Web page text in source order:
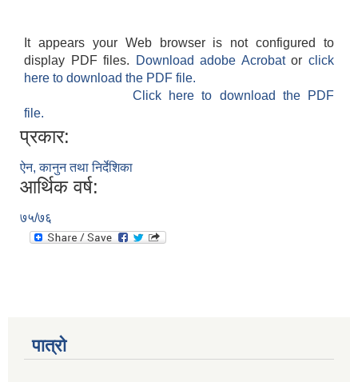
It appears your Web browser is not configured to
display PDF files.
Download adobe Acrobatorclick
here to download the PDF file.
Click here to download the PDF
file.
प्रकार:
ऐन, कानुन तथा निर्देशिका
आर्थिक वर्ष:
७५/७६
पात्रो